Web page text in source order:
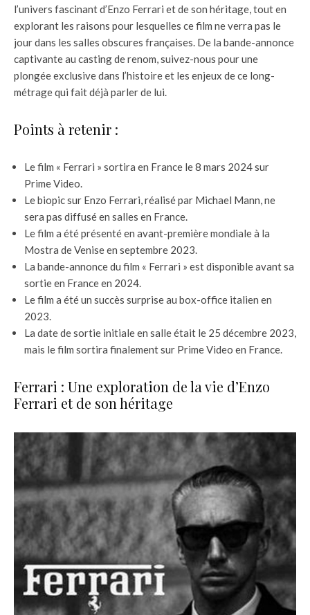
l’univers fascinant d’Enzo Ferrari et de son héritage, tout en
explorant les raisons pour lesquelles ce film ne verra pas le
jour dans les salles obscures françaises. De la bande-annonce
captivante au casting de renom, suivez-nous pour une
plongée exclusive dans l’histoire et les enjeux de ce long-
métrage qui fait déjà parler de lui.
Points à retenir :
Le film « Ferrari » sortira en France le 8 mars 2024 sur
Prime Video.
Le biopic sur Enzo Ferrari, réalisé par Michael Mann, ne
sera pas diffusé en salles en France.
Le film a été présenté en avant-première mondiale à la
Mostra de Venise en septembre 2023.
La bande-annonce du film « Ferrari » est disponible avant sa
sortie en France en 2024.
Le film a été un succès surprise au box-office italien en
2023.
La date de sortie initiale en salle était le 25 décembre 2023,
mais le film sortira finalement sur Prime Video en France.
Ferrari : Une exploration de la vie d’Enzo
Ferrari et de son héritage